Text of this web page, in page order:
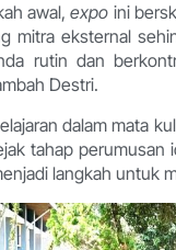
awal,expo ini
mitra eksternal
rutin dan
Destri.
dalam mata
tahap
langkah untuk